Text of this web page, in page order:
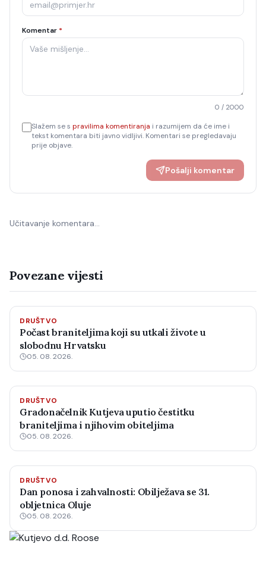
Komentar *
0 / 2000
Slažem se s pravilima komentiranja i razumijem da će ime i
tekst komentara biti javno vidljivi. Komentari se pregledavaju
prije objave.
Pošalji komentar
Učitavanje komentara…
Povezane vijesti
DRUŠTVO
Počast braniteljima koji su utkali živote u
slobodnu Hrvatsku
05. 08. 2026.
DRUŠTVO
Gradonačelnik Kutjeva uputio čestitku
braniteljima i njihovim obiteljima
05. 08. 2026.
DRUŠTVO
Dan ponosa i zahvalnosti: Obilježava se 31.
obljetnica Oluje
05. 08. 2026.